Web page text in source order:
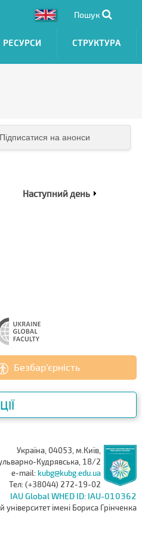
Пошук
РЕСУРСИ СТРУКТУРА
Підписатися на анонси
Наступний день
Безбар’єрність
Україна, 04053, м.Київ,
Кудрявська, 18/2
e-mail: kubg@kubg.edu.ua
Тел: (+38044) 272-19-02
IAU Global WHED ID: IAU-010362
імені Бориса Грінченка